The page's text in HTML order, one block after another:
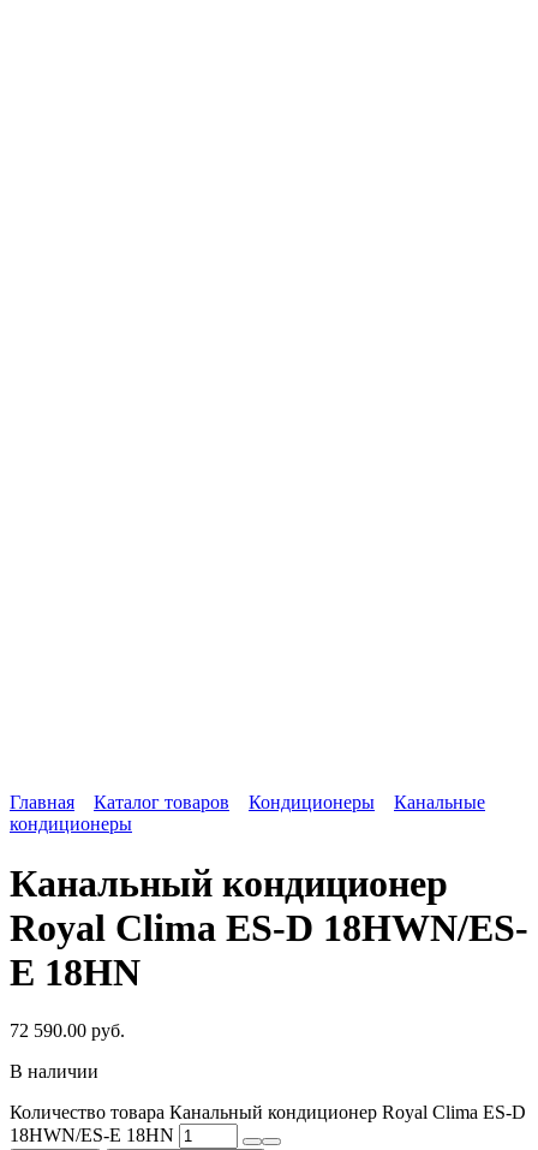
Главная Каталог товаров Кондиционеры
Канальные
кондиционеры
Канальный кондиционер
Royal Clima ES-D 18HWN/ES-
E 18HN
72 590.00 руб.
В наличии
Количество товара Канальный кондиционер Royal Clima ES-D
18HWN/ES-E 18HN